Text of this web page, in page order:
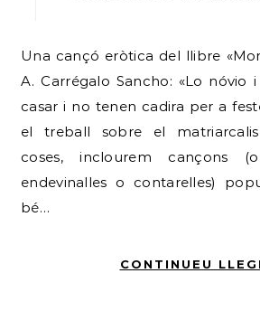
Una cançó eròtica del llibre «Mont-roig», de Josep
A. Carrégalo Sancho: «Lo nóvio
casar i no tenen cadira per a
el treball sobre el
coses, inclourem cançons
endevinalles o contarelles)
bé…
CONTINUEU